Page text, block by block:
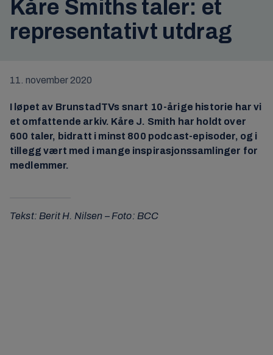
Kåre Smiths taler: et
representativt utdrag
11. november 2020
I løpet av BrunstadTVs snart 10-årige historie har vi
et omfattende arkiv. Kåre J. Smith har holdt over
600 taler, bidratt i minst 800 podcast-episoder, og i
tillegg vært med i mange inspirasjonssamlinger for
medlemmer.
Tekst: Berit H. Nilsen – Foto: BCC